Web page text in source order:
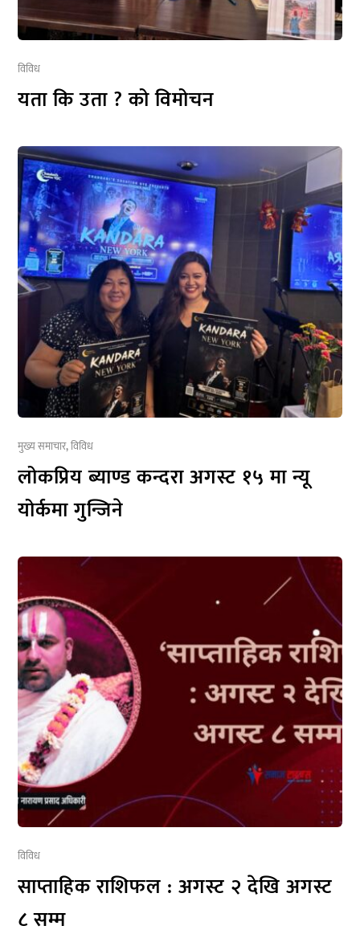
विविध
यता कि उता ? को विमोचन
मुख्य समाचार,विविध
लोकप्रिय ब्याण्ड कन्दरा अगस्ट १५ मा न्यू
योर्कमा गुन्जिने
विविध
साप्ताहिक राशिफल : अगस्ट २ देखि अगस्ट
८ सम्म